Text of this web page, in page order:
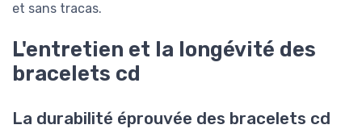
et sans tracas.
L'entretien et la longévité des
bracelets cd
La durabilité éprouvée des bracelets cd